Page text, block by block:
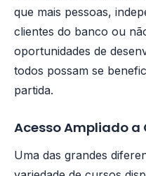
que mais pessoas,
clientes do banco ou
oportunidades de
todos possam se
partida.
Acesso Ampliado a
Uma das grandes